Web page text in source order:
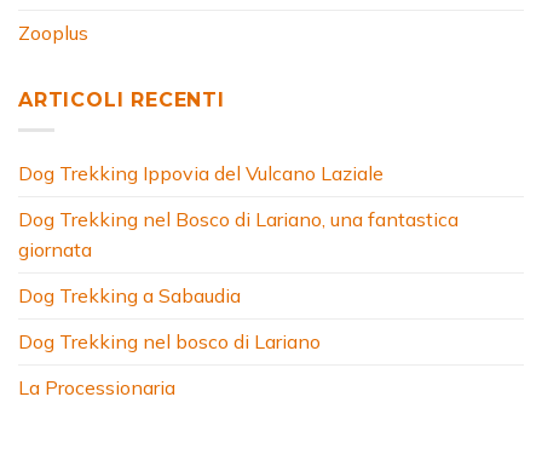
Zooplus
ARTICOLI RECENTI
Dog Trekking Ippovia del Vulcano Laziale
Dog Trekking nel Bosco di Lariano, una fantastica
giornata
Dog Trekking a Sabaudia
Dog Trekking nel bosco di Lariano
La Processionaria